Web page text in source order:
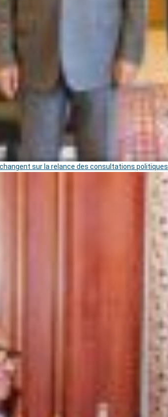
sur la relance des consultations politiques